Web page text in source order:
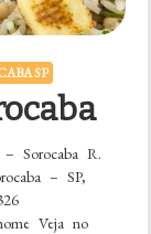
SP
Sorocaba R.
– SP,
Veja no